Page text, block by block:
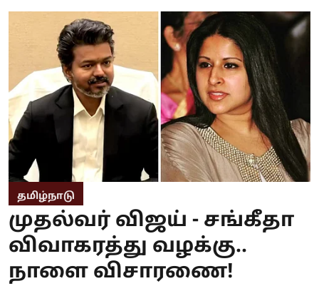
தமிழ்நாடு
முதல்வர் விஜய் - சங்கீதா
விவாகரத்து வழக்கு..
நாளை விசாரணை!